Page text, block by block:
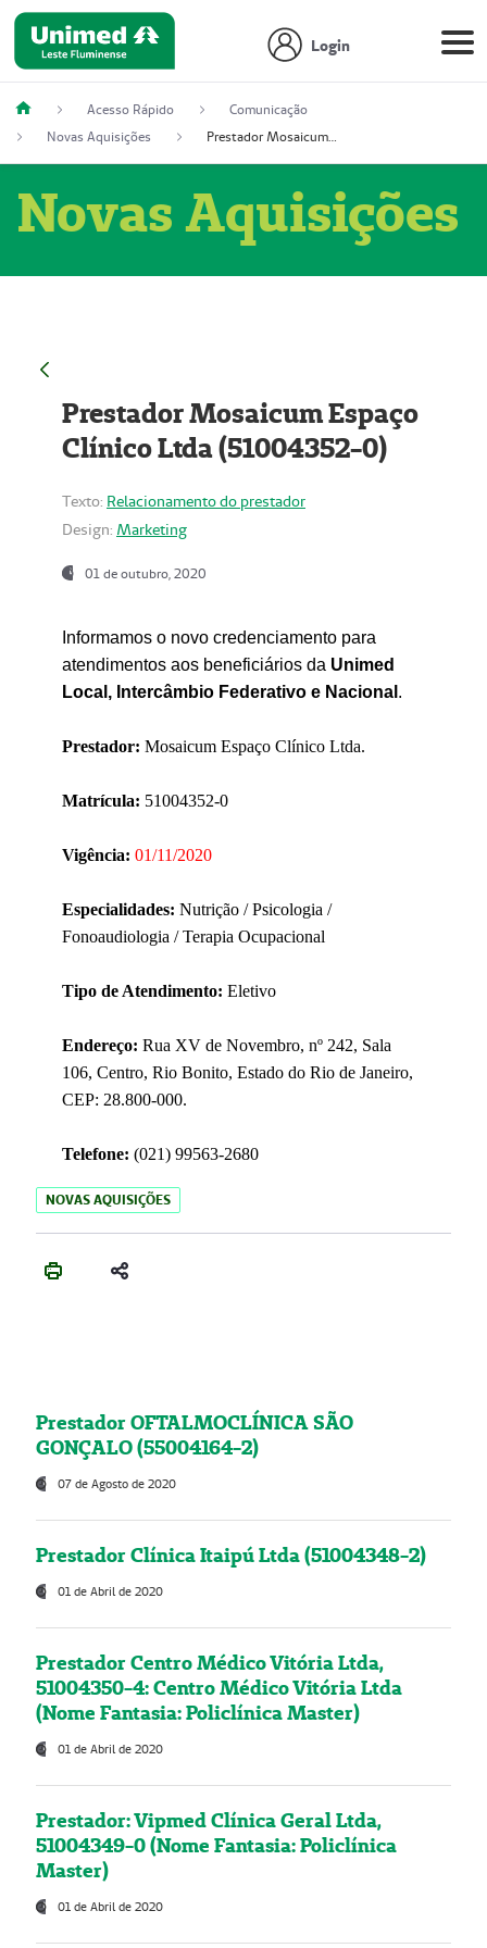
Login
Acesso Rápido
Comunicação
Novas Aquisições
Prestador Mosaicum Espaço Clínico Ltda (51004352-0)
Novas Aquisições
Prestador Mosaicum Espaço
Clínico Ltda (51004352-0)
Texto: Relacionamento do prestador
Design: Marketing
01 de outubro, 2020
Informamos o novo credenciamento para
atendimentos aos beneficiários da Unimed
Local, Intercâmbio Federativo e Nacional .
Prestador: Mosaicum Espaço Clínico Ltda.
Matrícula: 51004352-0
Vigência: 01/11/2020
Especialidades: Nutrição / Psicologia /
Fonoaudiologia / Terapia Ocupacional
Tipo de Atendimento: Eletivo
Endereço: Rua XV de Novembro, nº 242, Sala
106, Centro, Rio Bonito, Estado do Rio de Janeiro,
CEP: 28.800-000.
Telefone: (021) 99563-2680
NOVAS AQUISIÇÕES
Prestador OFTALMOCLÍNICA SÃO
GONÇALO (55004164-2)
07 de Agosto de 2020
Prestador Clínica Itaipú Ltda (51004348-2)
01 de Abril de 2020
Prestador Centro Médico Vitória Ltda,
51004350-4: Centro Médico Vitória Ltda
(Nome Fantasia: Policlínica Master)
01 de Abril de 2020
Prestador: Vipmed Clínica Geral Ltda,
51004349-0 (Nome Fantasia: Policlínica
Master)
01 de Abril de 2020